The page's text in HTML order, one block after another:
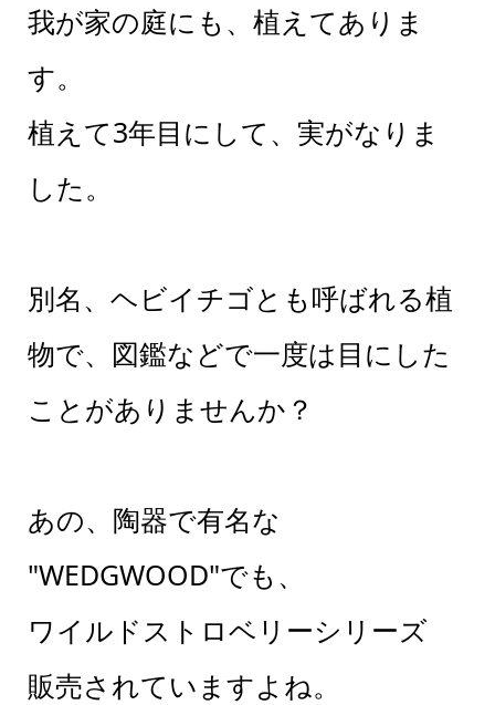
我が家の庭にも、植えてありま
す。
植えて3年目にして、実がなりま
した。
別名、ヘビイチゴとも呼ばれる植
物で、図鑑などで一度は目にした
ことがありませんか？
あの、陶器で有名な
"WEDGWOOD"でも、
ワイルドストロベリーシリーズ
販売されていますよね。